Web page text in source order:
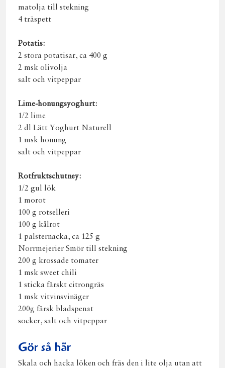
matolja till stekning
4 träspett
Potatis:
2 stora potatisar, ca 400 g
2 msk olivolja
salt och vitpeppar
Lime-honungsyoghurt:
1/2 lime
2 dl Lätt Yoghurt Naturell
1 msk honung
salt och vitpeppar
Rotfruktschutney:
1/2 gul lök
1 morot
100 g rotselleri
100 g kålrot
1 palsternacka, ca 125 g
Norrmejerier Smör till stekning
200 g krossade tomater
1 msk sweet chili
1 sticka färskt citrongräs
1 msk vitvinsvinäger
200g färsk bladspenat
socker, salt och vitpeppar
Gör så här
Skala och hacka löken och fräs den i lite olja utan att